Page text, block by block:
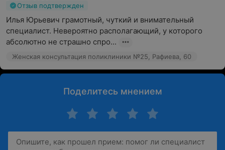
Отзыв подтвержден
Илья Юрьевич грамотный, чуткий и внимательный
специалист. Невероятно располагающий, у которого
абсолютно не страшно спро...
Женская консультация поликлиники №25, Рафиева, 60
Поделитесь мнением